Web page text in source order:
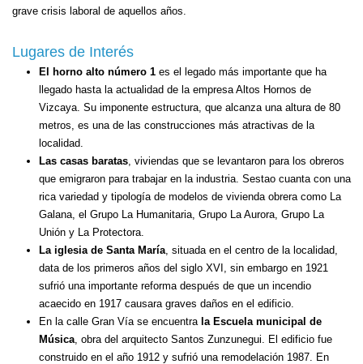
grave crisis laboral de aquellos años.
Lugares de Interés
El horno alto número 1es el legado más importante que ha
llegado hasta la actualidad de la empresa Altos Hornos de
Vizcaya. Su imponente estructura, que alcanza una altura de 80
metros, es una de las construcciones más atractivas de la
localidad.
Las casas baratas, viviendas que se levantaron para los obreros
que emigraron para trabajar en la industria. Sestao cuanta con una
rica variedad y tipología de modelos de vivienda obrera como La
Galana, el Grupo La Humanitaria, Grupo La Aurora, Grupo La
Unión y La Protectora.
La iglesia de Santa María, situada en el centro de la localidad,
data de los primeros años del siglo XVI, sin embargo en 1921
sufrió una importante reforma después de que un incendio
acaecido en 1917 causara graves daños en el edificio.
En la calle Gran Vía se encuentra la Escuela municipal de
Música, obra del arquitecto Santos Zunzunegui. El edificio fue
construido en el año 1912 y sufrió una remodelación 1987. En